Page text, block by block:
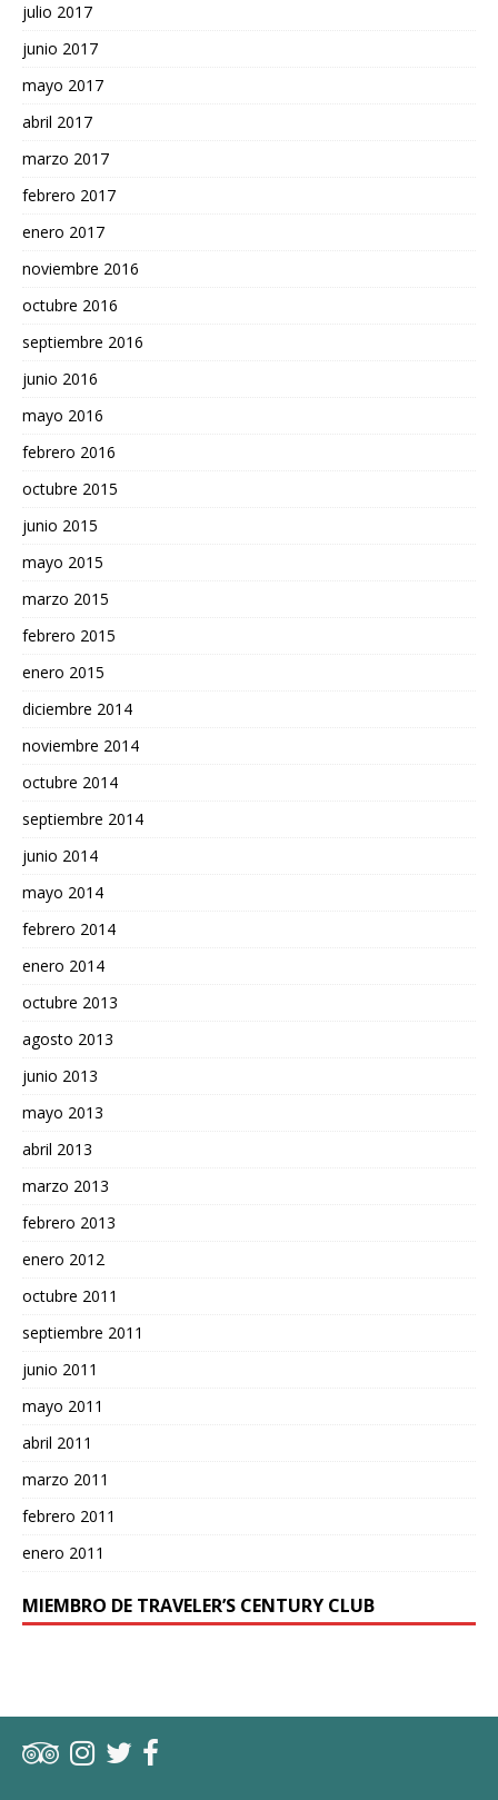
julio 2017
junio 2017
mayo 2017
abril 2017
marzo 2017
febrero 2017
enero 2017
noviembre 2016
octubre 2016
septiembre 2016
junio 2016
mayo 2016
febrero 2016
octubre 2015
junio 2015
mayo 2015
marzo 2015
febrero 2015
enero 2015
diciembre 2014
noviembre 2014
octubre 2014
septiembre 2014
junio 2014
mayo 2014
febrero 2014
enero 2014
octubre 2013
agosto 2013
junio 2013
mayo 2013
abril 2013
marzo 2013
febrero 2013
enero 2012
octubre 2011
septiembre 2011
junio 2011
mayo 2011
abril 2011
marzo 2011
febrero 2011
enero 2011
MIEMBRO DE TRAVELER’S CENTURY CLUB